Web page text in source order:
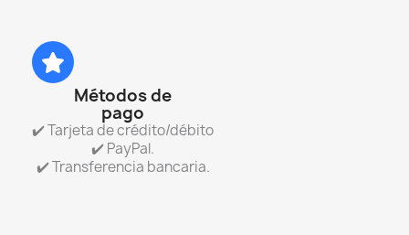
Métodos de
pago
✔️ Tarjeta de crédito/débito
✔️ PayPal.
✔️ Transferencia bancaria.